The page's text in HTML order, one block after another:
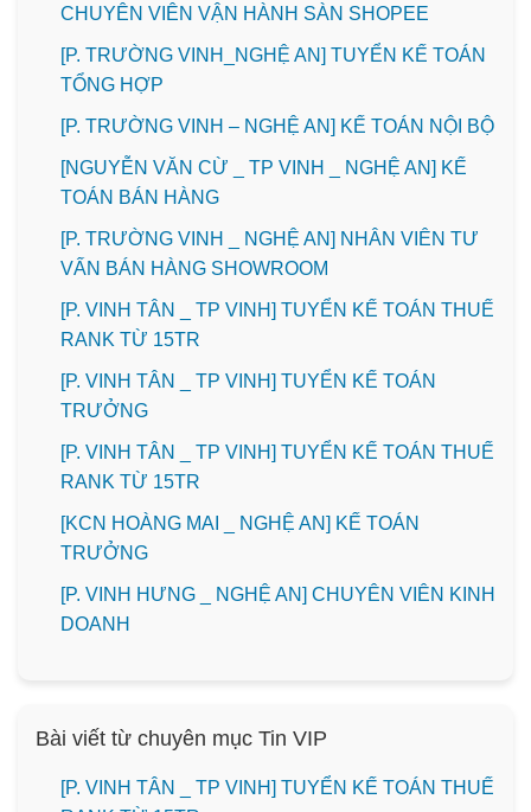
CHUYÊN VIÊN VẬN HÀNH SÀN SHOPEE
[P. TRƯỜNG VINH_NGHỆ AN] TUYỂN KẾ TOÁN
TỔNG HỢP
[P. TRƯỜNG VINH – NGHỆ AN] KẾ TOÁN NỘI BỘ
[NGUYỄN VĂN CỪ _ TP VINH _ NGHỆ AN] KẾ
TOÁN BÁN HÀNG
[P. TRƯỜNG VINH _ NGHỆ AN] NHÂN VIÊN TƯ
VẤN BÁN HÀNG SHOWROOM
[P. VINH TÂN _ TP VINH] TUYỂN KẾ TOÁN THUẾ
RANK TỪ 15TR
[P. VINH TÂN _ TP VINH] TUYỂN KẾ TOÁN
TRƯỞNG
[P. VINH TÂN _ TP VINH] TUYỂN KẾ TOÁN THUẾ
RANK TỪ 15TR
️[KCN HOÀNG MAI _ NGHỆ AN] KẾ TOÁN
TRƯỞNG
️[P. VINH HƯNG _ NGHỆ AN] CHUYÊN VIÊN KINH
DOANH
Bài viết từ chuyên mục Tin VIP
[P. VINH TÂN _ TP VINH] TUYỂN KẾ TOÁN THUẾ